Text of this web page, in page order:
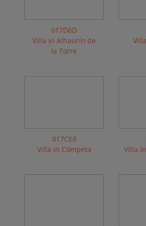
017D6D
Villa in Alhaurín de
la Torre
017CE8
Villa in Cómpeta
Villa